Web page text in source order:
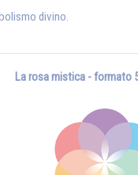
divino.
La rosa mistica - formato